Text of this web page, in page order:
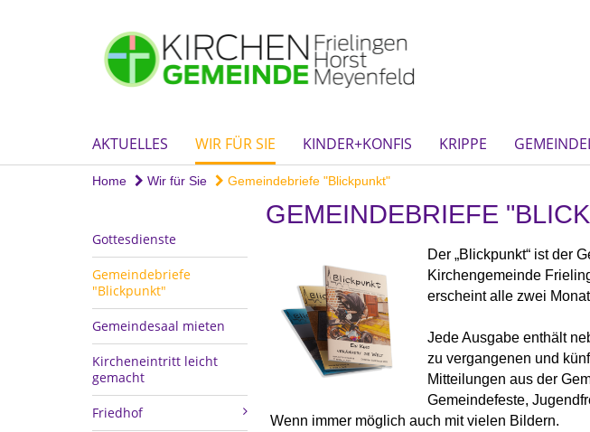
AKTUELLES WIR FÜR SIE KINDER+KONFIS KRIPPE
Home Wir für Sie Gemeindebriefe "Blickpunkt"
Gottesdienste
Gemeindebriefe
"Blickpunkt"
Gemeindesaal mieten
Kircheneintritt leicht
gemacht
Friedhof
GEMEINDEBRIEFE
Der „Blickpunkt“ ist der
Kirchengemeinde
erscheint alle zwei
Jede Ausgabe enthält
zu vergangenen und
Mitteilungen aus der
Gemeindefeste,
Wenn immer möglich auch mit vielen Bildern.